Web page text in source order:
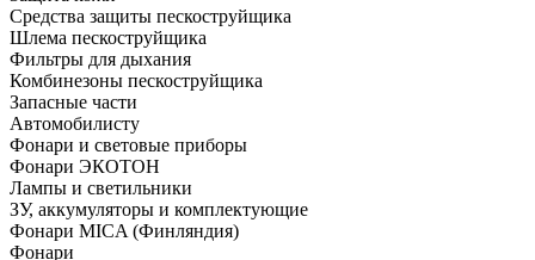
Средства защиты пескоструйщика
Шлема пескоструйщика
Фильтры для дыхания
Комбинезоны пескоструйщика
Запасные части
Автомобилисту
Фонари и световые приборы
Фонари ЭКОТОН
Лампы и светильники
ЗУ, аккумуляторы и комплектующие
Фонари MICA (Финляндия)
Фонари